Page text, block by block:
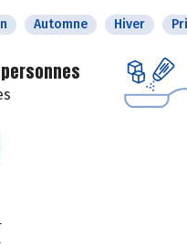
Automne Hiver